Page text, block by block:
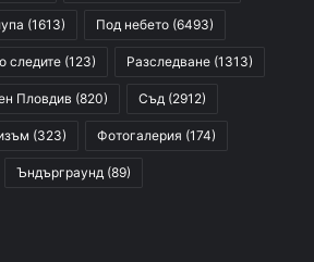
(1613) Под небето (6493)
следите (123) Разследване (1313)
Пловдив (820) Съд (2912)
(323) Фотогалерия (174)
Ъндърграунд (89)